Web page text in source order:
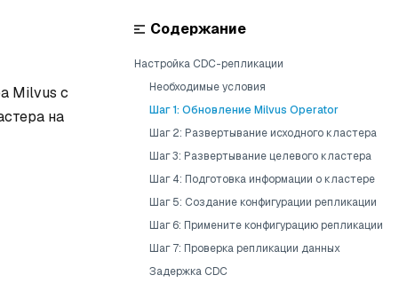
Milvus с
на
Содержание
Настройка CDC-репликации
Необходимые условия
Шаг 1: Обновление Milvus Operator
Шаг 2: Развертывание исходного кластера
Шаг 3: Развертывание целевого кластера
Шаг 4: Подготовка информации о кластере
Шаг 5: Создание конфигурации репликации
Шаг 6: Примените конфигурацию репликации
Шаг 7: Проверка репликации данных
Задержка CDC